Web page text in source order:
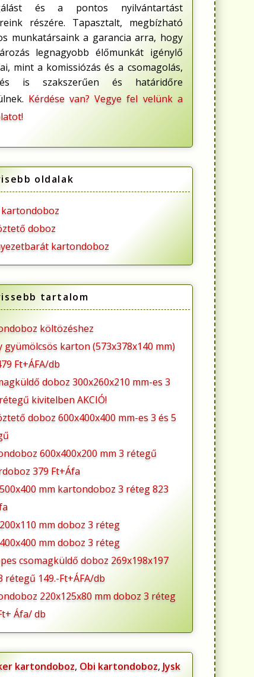
és a pontos nyilvántartást
részére. Tapasztalt, megbízható
munkatársaink a garancia arra, hogy
legnagyobb élőmunkát igénylő
mint a komissiózás és a csomagolás,
is szakszerűen és határidőre
Kérdése van? Vegye fel velünk a
oldalak
kartondoboz
doboz
kartondoboz
tartalom
költözéshez
gyümölcsös karton (573x378x140 mm)
Ft+ÁFA/db
doboz 300x260x210 mm-es 3
kivitelben AKCIÓ!
doboz 600x400x400 mm-es 3 és 5
600x400x200 mm 3 rétegű
379 Ft+Áfa
mm kartondoboz 3 réteg 823
mm doboz 3 réteg
mm doboz 3 réteg
csomagküldő doboz 269x198x197
rétegű 149.-Ft+ÁFA/db
220x125x80 mm doboz 3 réteg
Áfa/ db
kartondoboz, Obi kartondoboz, Jysk